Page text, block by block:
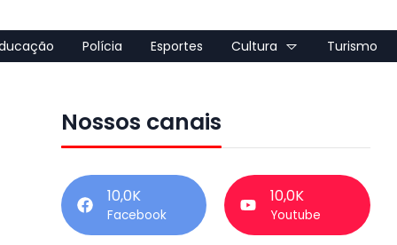
Polícia Esportes Cultura Turismo
Nossos canais
10,0K
Facebook
10,0K
Youtube